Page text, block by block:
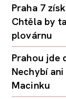
Praha 7
Chtěla by
plovárnu
Prahou jde
Nechybí
Macinku